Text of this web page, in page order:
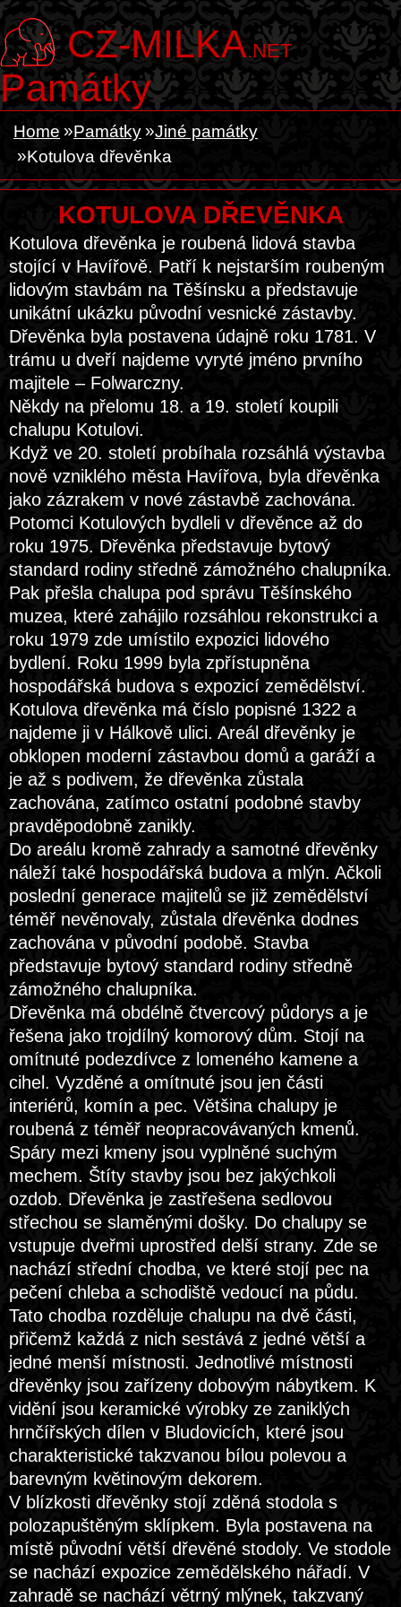
CZ-MILKA.NET
Památky
Home Památky
Jiné památky
Kotulova dřevěnka
KOTULOVA DŘEVĚNKA
Kotulova dřevěnka je roubená lidová stavba
stojící v Havířově. Patří k nejstarším roubeným
lidovým stavbám na Těšínsku a představuje
unikátní ukázku původní vesnické zástavby.
Dřevěnka byla postavena údajně roku 1781. V
trámu u dveří najdeme vyryté jméno prvního
majitele – Folwarczny.
Někdy na přelomu 18. a 19. století koupili
chalupu Kotulovi.
Když ve 20. století probíhala rozsáhlá výstavba
nově vzniklého města Havířova, byla dřevěnka
jako zázrakem v nové zástavbě zachována.
Potomci Kotulových bydleli v dřevěnce až do
roku 1975. Dřevěnka představuje bytový
standard rodiny středně zámožného chalupníka.
Pak přešla chalupa pod správu Těšínského
muzea, které zahájilo rozsáhlou rekonstrukci a
roku 1979 zde umístilo expozici lidového
bydlení. Roku 1999 byla zpřístupněna
hospodářská budova s expozicí zemědělství.
Kotulova dřevěnka má číslo popisné 1322 a
najdeme ji v Hálkově ulici. Areál dřevěnky je
obklopen moderní zástavbou domů a garáží a
je až s podivem, že dřevěnka zůstala
zachována, zatímco ostatní podobné stavby
pravděpodobně zanikly.
Do areálu kromě zahrady a samotné dřevěnky
náleží také hospodářská budova a mlýn. Ačkoli
poslední generace majitelů se již zemědělství
téměř nevěnovaly, zůstala dřevěnka dodnes
zachována v původní podobě. Stavba
představuje bytový standard rodiny středně
zámožného chalupníka.
Dřevěnka má obdélně čtvercový půdorys a je
řešena jako trojdílný komorový dům. Stojí na
omítnuté podezdívce z lomeného kamene a
cihel. Vyzděné a omítnuté jsou jen části
interiérů, komín a pec. Většina chalupy je
roubená z téměř neopracovávaných kmenů.
Spáry mezi kmeny jsou vyplněné suchým
mechem. Štíty stavby jsou bez jakýchkoli
ozdob. Dřevěnka je zastřešena sedlovou
střechou se slaměnými došky. Do chalupy se
vstupuje dveřmi uprostřed delší strany. Zde se
nachází střední chodba, ve které stojí pec na
pečení chleba a schodiště vedoucí na půdu.
Tato chodba rozděluje chalupu na dvě části,
přičemž každá z nich sestává z jedné větší a
jedné menší místnosti. Jednotlivé místnosti
dřevěnky jsou zařízeny dobovým nábytkem. K
vidění jsou keramické výrobky ze zaniklých
hrnčířských dílen v Bludovicích, které jsou
charakteristické takzvanou bílou polevou a
barevným květinovým dekorem.
V blízkosti dřevěnky stojí zděná stodola s
polozapuštěným sklípkem. Byla postavena na
místě původní větší dřevěné stodoly. Ve stodole
se nachází expozice zemědělského nářadí. V
zahradě se nachází větrný mlýnek, takzvaný